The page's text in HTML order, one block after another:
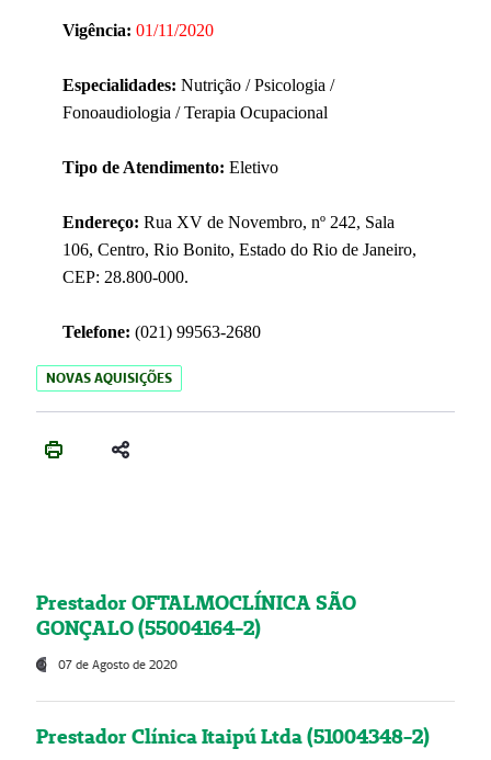
Vigência: 01/11/2020
Especialidades: Nutrição / Psicologia /
Fonoaudiologia / Terapia Ocupacional
Tipo de Atendimento: Eletivo
Endereço: Rua XV de Novembro, nº 242, Sala
106, Centro, Rio Bonito, Estado do Rio de Janeiro,
CEP: 28.800-000.
Telefone: (021) 99563-2680
NOVAS AQUISIÇÕES
Prestador OFTALMOCLÍNICA SÃO
GONÇALO (55004164-2)
07 de Agosto de 2020
Prestador Clínica Itaipú Ltda (51004348-2)